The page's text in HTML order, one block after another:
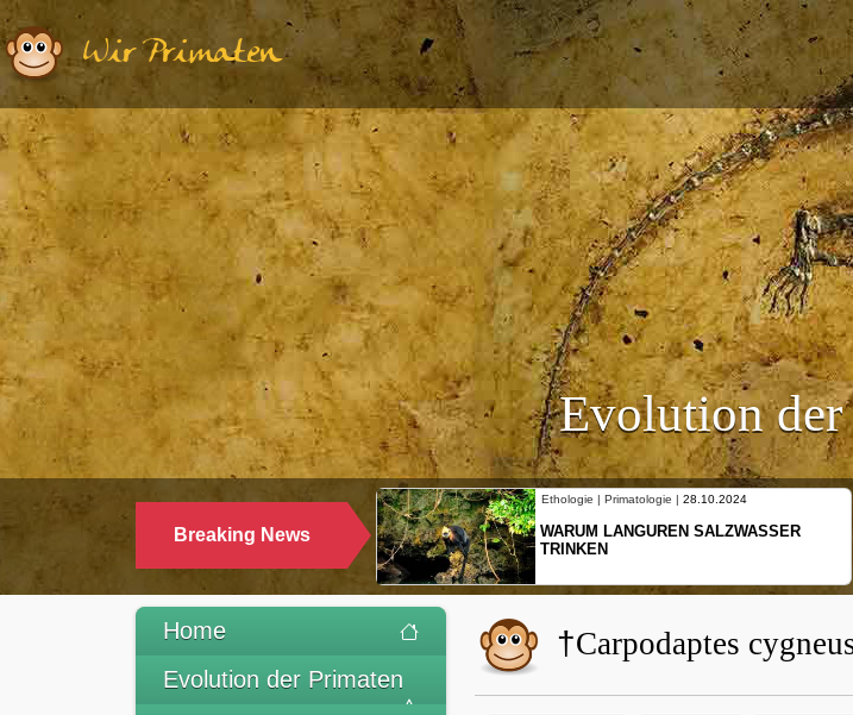
Wir Primaten
Evolution der
Breaking News
Ethologie | Primatologie |28.10.2024
WARUM LANGUREN SALZWASSER
TRINKEN
Home
Evolution der Primaten
†Carpodaptes